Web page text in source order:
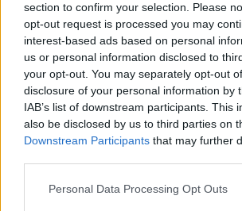
section to confirm your selection. Please
opt-out request is processed you may
interest-based ads based on personal
us or personal information disclosed to
your opt-out. You may separately opt-out
disclosure of your personal information by
IAB’s list of downstream participants. This
also be disclosed by us to third parties on
Downstream Participants that may further
Please note that this website/app uses one
Personal Data Processing Opt Outs
Vasárnap az Etno moziban a
néprajzi filmfesztiválon
alkotásokból vetítenek gazdag
Megemlékeznek a 20 éves
muzsikus és hangszerecímmel
beszélgetésre, valamint
kerül sor a hangszerkészítők és
találkozóján. Az esti Vasárnapi
hivatásos és félhivatásos
mustráját kínálja.